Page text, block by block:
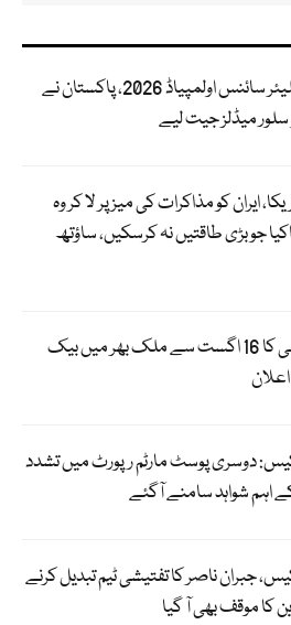
انٹرنیشنل نیوکلیئر سائنس اولمپیاڈ 2026، پاکستان نے
سلور میڈلز جیت لیے
ایران کو مذاکرات کی میز پر لا کر وہ
جو بڑی طاقتیں نہ کرسکیں، ساؤتھ
جماعت اسلامی کا 16 اگست سے ملک بھر میں بیک
دوسری پوسٹ مارٹم رپورٹ میں تشدد
اہم شواہد سامنے آگئے
جبران ناصر کا تفتیشی ٹیم تبدیل کرنے
کا موقف بھی آ گیا